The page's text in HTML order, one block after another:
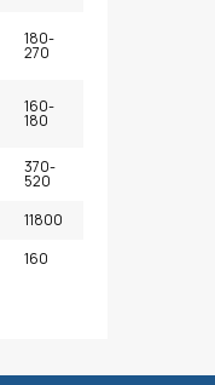
180-
270
160-
180
370-
520
11800
160